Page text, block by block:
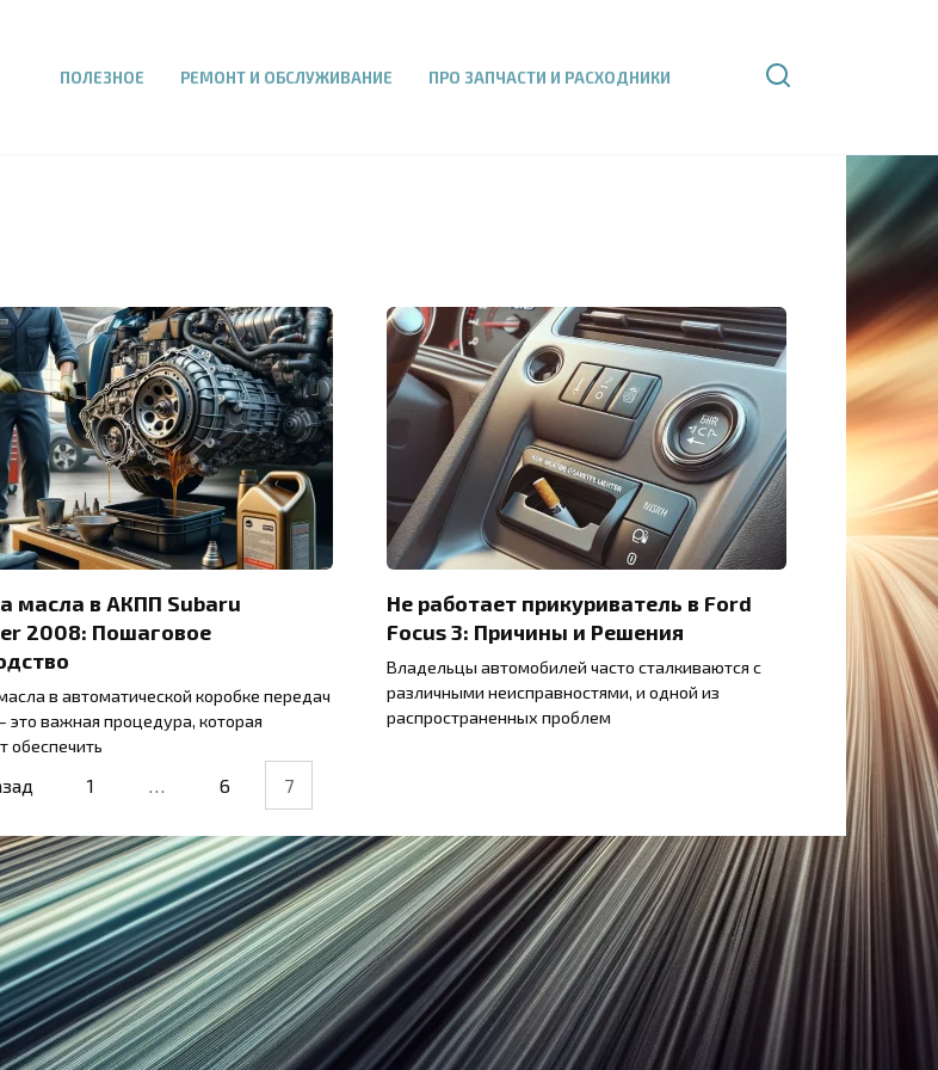
ПОЛЕЗНОЕ РЕМОНТ И ОБСЛУЖИВАНИЕ ПРО ЗАПЧАСТИ И РАСХОДНИКИ
масла в АКПП Subaru
2008: Пошаговое
в автоматической коробке передач
важная процедура, которая
обеспечить
Не работает прикуриватель в Ford
Focus 3: Причины и Решения
Владельцы автомобилей часто сталкиваются с
различными неисправностями, и одной из
распространенных проблем
1 … 6 7